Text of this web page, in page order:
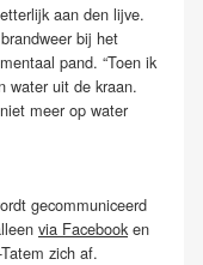
aan den lijve.
bij het
pand. “Toen ik
water uit de kraan.
meer op water
gecommuniceerd
via Facebook en
zich af.